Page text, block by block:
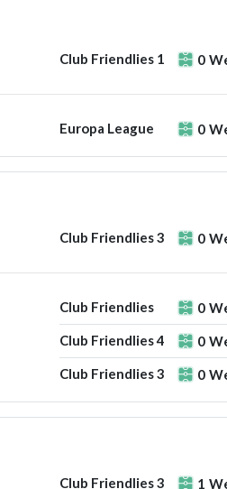
Club Friendlies 1 0
Europa League 0
Club Friendlies 3 0
Club Friendlies 0
Club Friendlies 4 0
Club Friendlies 3 0
Club Friendlies 3 1